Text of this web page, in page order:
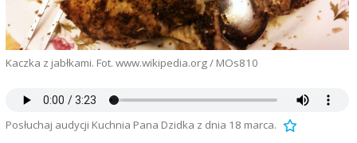
Kaczka z jabłkami. Fot. www.wikipedia.org / MOs810
Posłuchaj audycji Kuchnia Pana Dzidka z dnia 18 marca.